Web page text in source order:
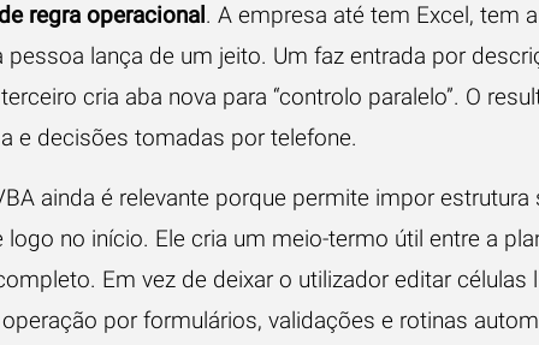
regra operacional . A empresa até tem Excel, tem
lança de um jeito. Um faz entrada por
cria aba nova para “controlo paralelo”. O
e decisões tomadas por telefone.
ainda é relevante porque permite impor estrutura
no início. Ele cria um meio-termo útil entre a
Em vez de deixar o utilizador editar células
por formulários, validações e rotinas